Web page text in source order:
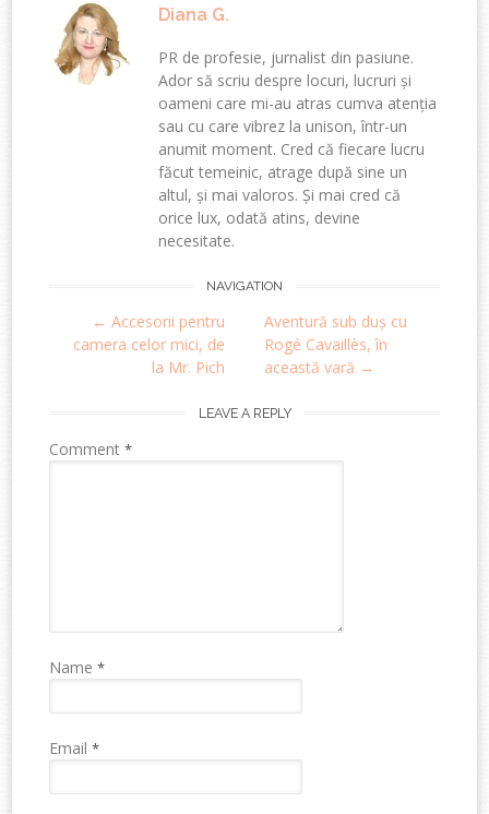
Diana G.
PR de profesie, jurnalist din pasiune.
Ador să scriu despre locuri, lucruri și
oameni care mi-au atras cumva atenția
sau cu care vibrez la unison, într-un
anumit moment. Cred că fiecare lucru
făcut temeinic, atrage după sine un
altul, și mai valoros. Și mai cred că
orice lux, odată atins, devine
necesitate.
navigation
NAVIGATION
← Accesorii pentru
camera celor mici, de
la Mr. Pich
Aventură sub duș cu
Rogé Cavaillès, în
această vară →
LEAVE A REPLY
Comment*
Name*
Email*